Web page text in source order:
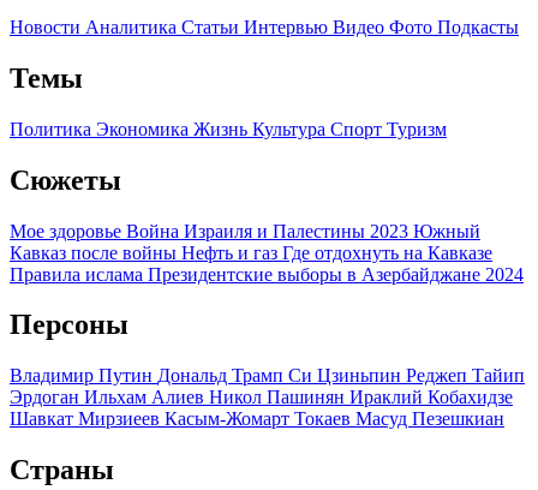
Новости Аналитика Статьи Интервью Видео Фото Подкасты
Темы
Политика Экономика Жизнь Культура Спорт Туризм
Сюжеты
Мое здоровье Война Израиля и Палестины 2023 Южный
Кавказ после войны Нефть и газ Где отдохнуть на Кавказе
Правила ислама Президентские выборы в Азербайджане 2024
Персоны
Владимир Путин Дональд Трамп Си Цзиньпин Реджеп Тайип
Эрдоган Ильхам Алиев Никол Пашинян Ираклий Кобахидзе
Шавкат Мирзиеев Касым-Жомарт Токаев Масуд Пезешкиан
Страны